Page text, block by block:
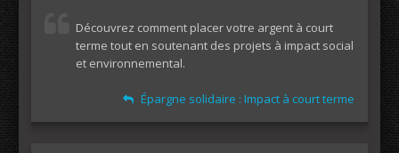
Découvrez comment placer votre argent à court
terme tout en soutenant des projets à impact social
et environnemental.
Épargne solidaire : Impact à court terme